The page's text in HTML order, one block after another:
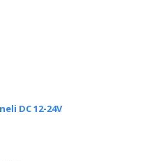
DC 12-24V